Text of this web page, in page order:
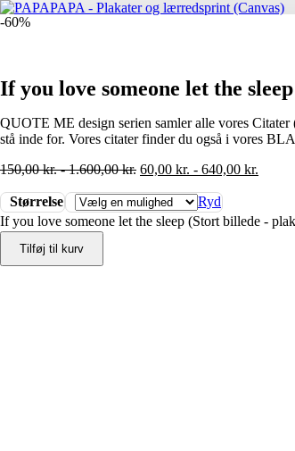
-60%
If you love someone let the
QUOTE ME design serien samler alle vores Citater
stå inde for. Vores citater finder du også i vores
150,00kr.-1.600,00kr. 60,00 kr. - 640,00 kr.
Størrelse
Ryd
If you love someone let the sleep (Stort billede -
Tilføj til kurv